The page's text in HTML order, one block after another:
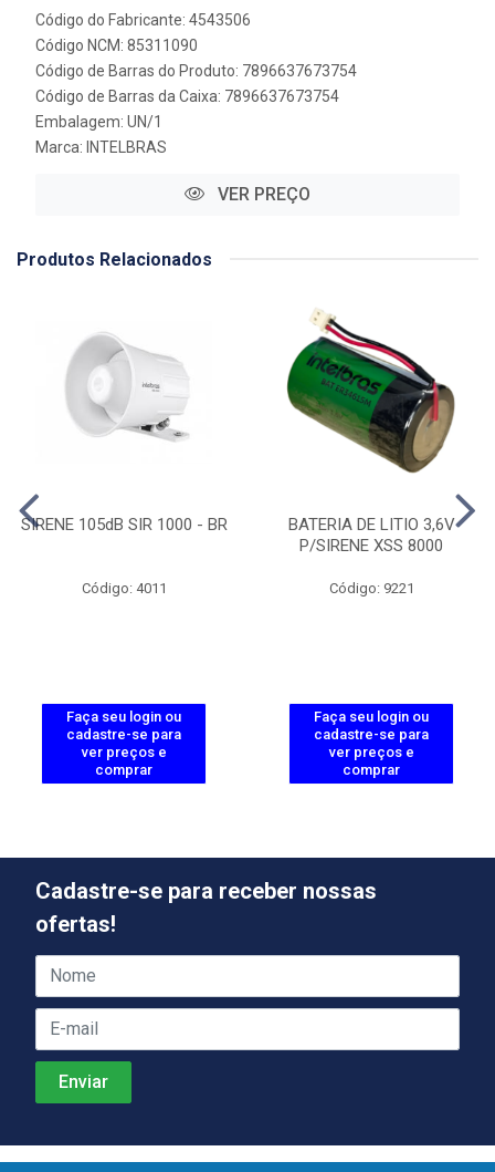
Código do Fabricante: 4543506
Código NCM: 85311090
Código de Barras do Produto: 7896637673754
Código de Barras da Caixa: 7896637673754
Embalagem: UN/1
Marca: INTELBRAS
VER PREÇO
Produtos Relacionados
SIRENE 105dB SIR 1000 - BR
Código: 4011
Faça seu login ou
cadastre-se para
ver preços e
comprar
BATERIA DE LITIO 3,6V
P/SIRENE XSS 8000
Código: 9221
Faça seu login ou
cadastre-se para
ver preços e
comprar
Cadastre-se para receber nossas
ofertas!